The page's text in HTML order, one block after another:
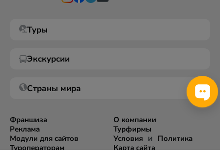
Туры
Экскурсии
Страны мира
Франшиза
Реклама
Модули для сайтов
Туроператорам
О компании
Турфирмы
Условияи Политика
Карта сайта